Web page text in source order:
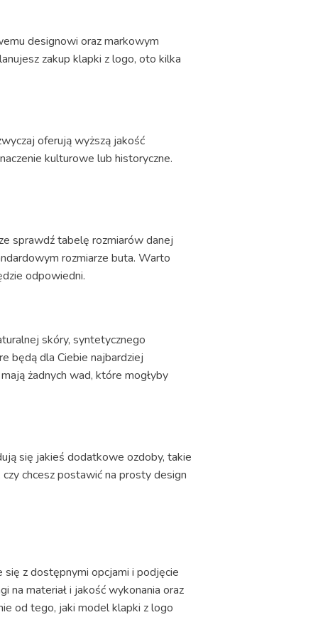
designowi oraz markowym
zakup klapki z logo, oto kilka
oferują wyższą jakość
kulturowe lub historyczne.
sprawdź tabelę rozmiarów danej
rozmiarze buta. Warto
odpowiedni.
skóry, syntetycznego
będą dla Ciebie najbardziej
żadnych wad, które mogłyby
się jakieś dodatkowe ozdoby, takie
chcesz postawić na prosty design
z dostępnymi opcjami i podjęcie
na materiał i jakość wykonania oraz
od tego, jaki model klapki z logo